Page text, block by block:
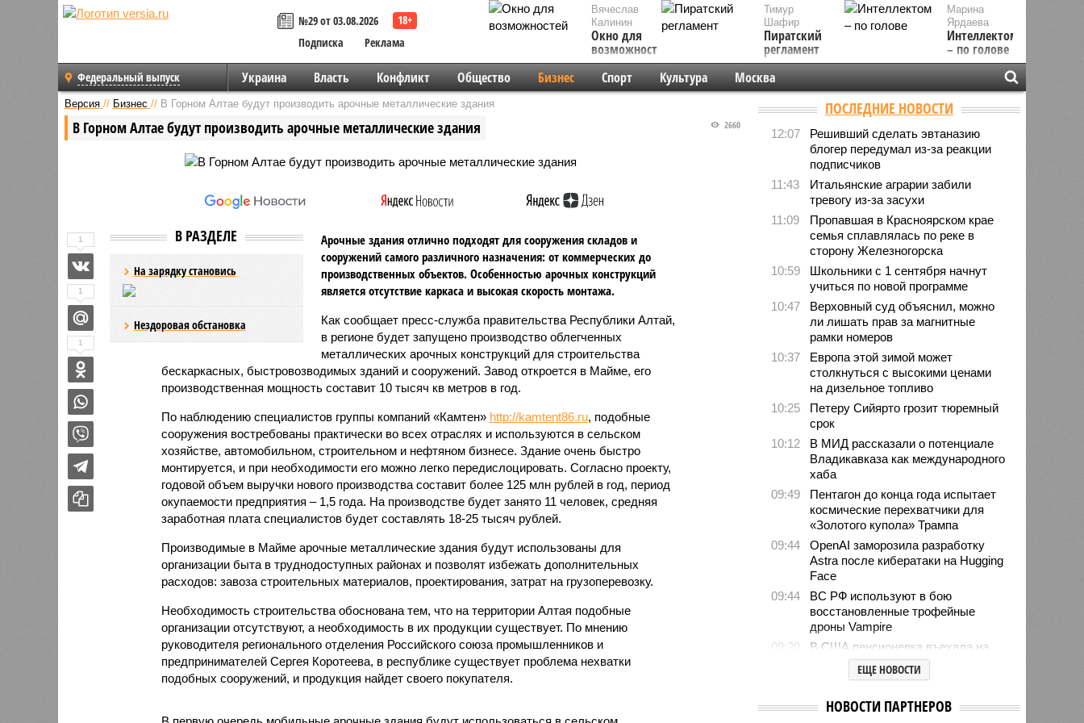
№29 от 03.08.2026
Подписка
Реклама
Вячеслав
Калинин
Окно для
возможностей
Марина
Ярдаева
Интеллектом
– по голове
Тимур
Шафир
Пиратский
регламент
Федеральный выпуск Украина Власть Конфликт Общество Бизнес Спорт Культура Москва
Версия // Бизнес // В Горном Алтае будут производить арочные металлические здания
В Горном Алтае будут производить арочные металлические здания 2660
В РАЗДЕЛЕ
На зарядку становись
Нездоровая обстановка
Арочные здания отлично подходят для сооружения складов и
сооружений самого различного назначения: от коммерческих до
производственных объектов. Особенностью арочных конструкций
является отсутствие каркаса и высокая скорость монтажа.
Как сообщает пресс-служба правительства Республики Алтай,
в регионе будет запущено производство облегченных
металлических арочных конструкций для строительства
бескаркасных, быстровозводимых зданий и сооружений. Завод откроется в Майме, его
производственная мощность составит 10 тысяч кв метров в год.
По наблюдению специалистов группы компаний «Камтен» http://kamtent86.ru, подобные
сооружения востребованы практически во всех отраслях и используются в сельском
хозяйстве, автомобильном, строительном и нефтяном бизнесе. Здание очень быстро
монтируется, и при необходимости его можно легко передислоцировать. Согласно проекту,
годовой объем выручки нового производства составит более 125 млн рублей в год, период
окупаемости предприятия – 1,5 года. На производстве будет занято 11 человек, средняя
заработная плата специалистов будет составлять 18-25 тысяч рублей.
Производимые в Майме арочные металлические здания будут использованы для
организации быта в труднодоступных районах и позволят избежать дополнительных
расходов: завоза строительных материалов, проектирования, затрат на грузоперевозку.
Необходимость строительства обоснована тем, что на территории Алтая подобные
организации отсутствуют, а необходимость в их продукции существует. По мнению
руководителя регионального отделения Российского союза промышленников и
предпринимателей Сергея Коротеева, в республике существует проблема нехватки
подобных сооружений, и продукция найдет своего покупателя.
1
1
1
ПОСЛЕДНИЕ НОВОСТИ
12:07
Решивший сделать эвтаназию
блогер передумал из-за реакции
подписчиков
11:43
Итальянские аграрии забили
тревогу из-за засухи
11:09
Пропавшая в Красноярском крае
семья сплавлялась по реке в
сторону Железногорска
10:59
Школьники с 1 сентября начнут
учиться по новой программе
10:47
Верховный суд объяснил, можно
ли лишать прав за магнитные
рамки номеров
10:37
Европа этой зимой может
столкнуться с высокими ценами
на дизельное топливо
10:25
Петеру Сийярто грозит тюремный
срок
10:12
В МИД рассказали о потенциале
Владикавказа как международного
хаба
09:49
Пентагон до конца года испытает
космические перехватчики для
«Золотого купола» Трампа
09:44
OpenAI заморозила разработку
Astra после кибератаки на Hugging
Face
09:44
ВС РФ используют в бою
восстановленные трофейные
дроны Vampire
09:20
В США пенсионерка въехала на
автомобиле в здание детского
будут отдыхать больше, чем
ЕЩЕ НОВОСТИ
НОВОСТИ ПАРТНЕРОВ